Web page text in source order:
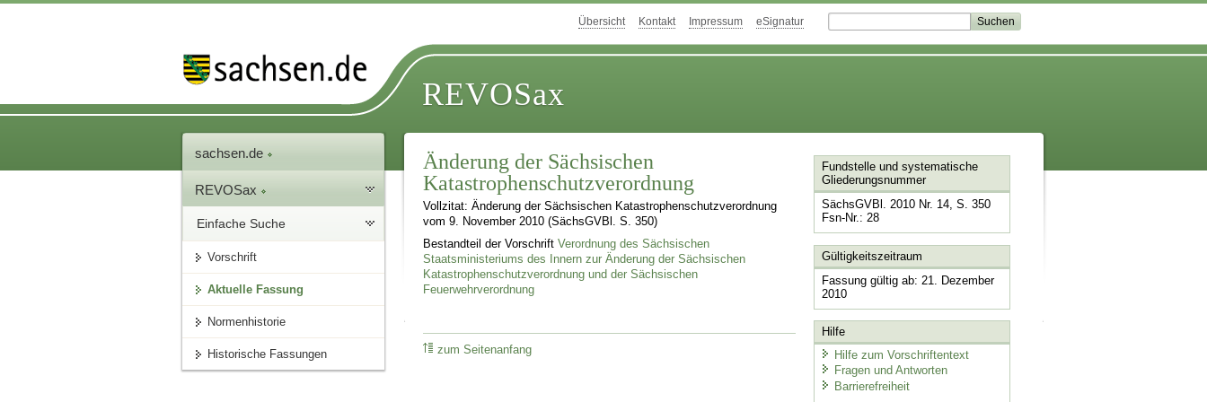
Übersicht Kontakt Impressum eSignatur
REVOSax
sachsen.de
REVOSax
Einfache Suche
Vorschrift
Aktuelle Fassung
Normenhistorie
Historische Fassungen
Änderung der Sächsischen
Katastrophenschutzverordnung
Vollzitat: Änderung der Sächsischen Katastrophenschutzverordnung
vom 9. November 2010 (SächsGVBl. S. 350)
Bestandteil der VorschriftVerordnung des Sächsischen
Staatsministeriums des Innern zur Änderung der Sächsischen
Katastrophenschutzverordnung und der Sächsischen
Feuerwehrverordnung
zum Seitenanfang
Fundstelle und systematische
Gliederungsnummer
SächsGVBl. 2010 Nr. 14, S. 350
Fsn-Nr.: 28
Gültigkeitszeitraum
Fassung gültig ab: 21. Dezember
2010
Hilfe
Hilfe zum Vorschriftentext
Fragen und Antworten
Barrierefreiheit